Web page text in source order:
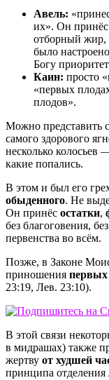
Авель:
их». Он принёс
отборный жир,
было
Богу
Каин: просто
«первых
плодов».
Можно представить
самого здорового
несколько колосьев
какие попались.
В этом и был его
обыденного. Не
Он принёс остатки,
без благоговения,
первенства во всём.
Позже, в Законе
приношения
23:19, Лев. 23:10).
В этой связи
в мидрашах) также
жертву от худшей
принципа отделения